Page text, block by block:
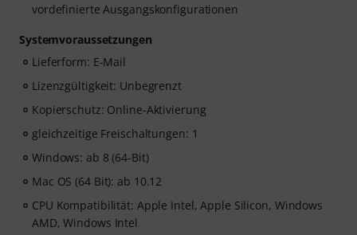
vordefinierte Ausgangskonfigurationen
Systemvoraussetzungen
Lieferform: E-Mail
Lizenzgültigkeit: Unbegrenzt
Kopierschutz: Online-Aktivierung
gleichzeitige Freischaltungen: 1
Windows: ab 8 (64-Bit)
Mac OS (64 Bit): ab 10.12
CPU Kompatibilität: Apple Intel, Apple Silicon, Windows
AMD, Windows Intel